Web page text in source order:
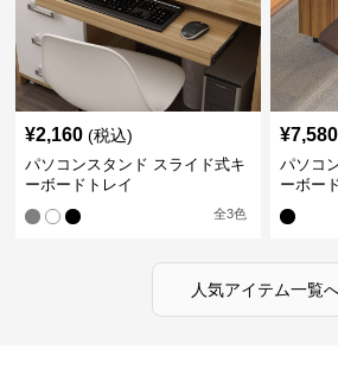
¥2,160 (税込)
パソコンスタンド スライド式キ
ーボードトレイ
全3色
¥7,580
パソコ
ーボー
人気アイテム一覧